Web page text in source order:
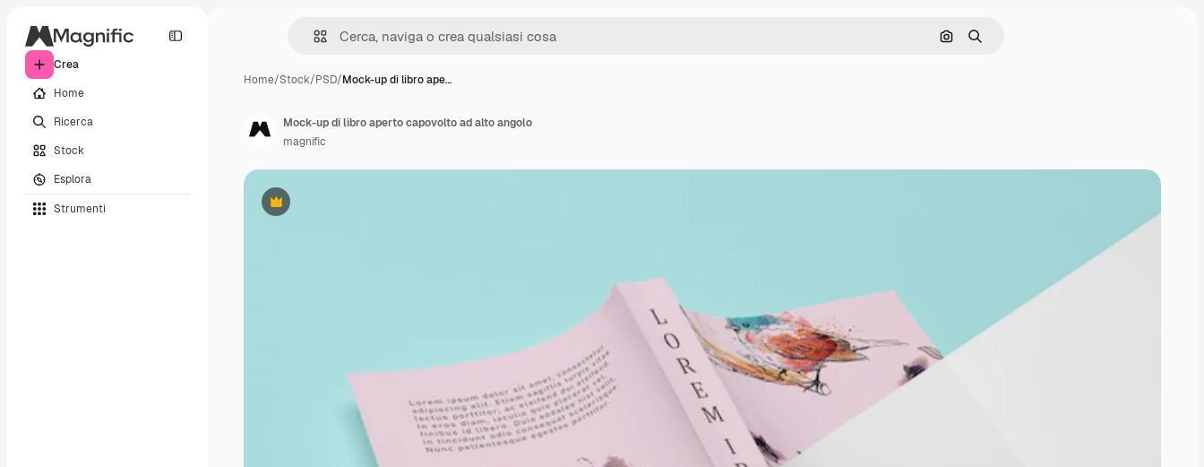
Crea
Home
Ricerca
Stock
Esplora
Strumenti
Cerca per immagine
Ricerca
Home/Stock/PSD/Mock-up di libro ape…
Premium
Mock-up di libro aperto capovolto ad alto angolo
magnific